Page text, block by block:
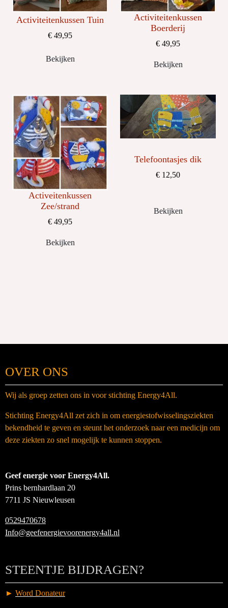
Activiteitenkussen Tuin
€ 49,95
Bekijken
Activiteitenkussen
Boerderij
€ 49,95
Bekijken
Activeitenkussen
Zee/strand
€ 49,95
Bekijken
Telefoontasjes dik
€ 12,50
Bekijken
OVER ONS
Wij als groep zetten ons in voor stichting Energy4All.
Stichting Energy4All zet zich in om energiestofwisselingsziekten
bekendheid te geven en steunt het onderzoek naar een medicijn om
deze ziekten zo snel mogelijk te kunnen stoppen.
Geef energie voor Energy4All.
Prins bernhardlaan 20
7711 JS Nieuwleusen
0529470678
Info@geefenergievoorenergy4all.nl
STEENTJE BIJDRAGEN?
► Word Donateur